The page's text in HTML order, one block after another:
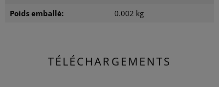
Poids emballé:
0.002 kg
TÉLÉCHARGEMENTS